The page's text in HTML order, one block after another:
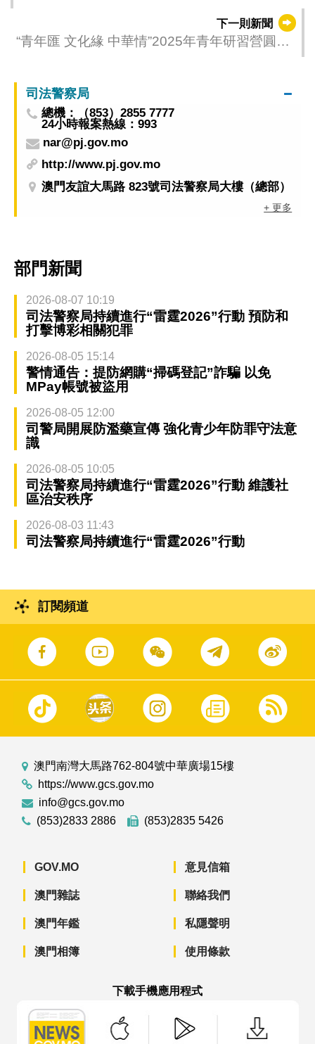
下一則新聞
“青年匯 文化緣 中華情”2025年青年研習營圓滿
司法警察局
總機：（853）2855 7777
24小時報案熱線：993
nar@pj.gov.mo
http://www.pj.gov.mo
澳門友誼大馬路 823號司法警察局大樓（總部）
+ 更多
部門新聞
2026-08-07 10:19
司法警察局持續進行“雷霆2026”行動 預防和
打擊博彩相關犯罪
2026-08-05 15:14
警情通告：提防網購“掃碼登記”詐騙 以免
MPay帳號被盜用
2026-08-05 12:00
司警局開展防濫藥宣傳 強化青少年防罪守法意
識
2026-08-05 10:05
司法警察局持續進行“雷霆2026”行動 維護社
區治安秩序
2026-08-03 11:43
司法警察局持續進行“雷霆2026”行動
訂閱頻道
澳門南灣大馬路762-804號中華廣場15樓
https://www.gcs.gov.mo
info@gcs.gov.mo
(853)2833 2886
(853)2835 5426
GOV.MO
澳門雜誌
澳門年鑑
澳門相簿
意見信箱
聯絡我們
私隱聲明
使用條款
下載手機應用程式